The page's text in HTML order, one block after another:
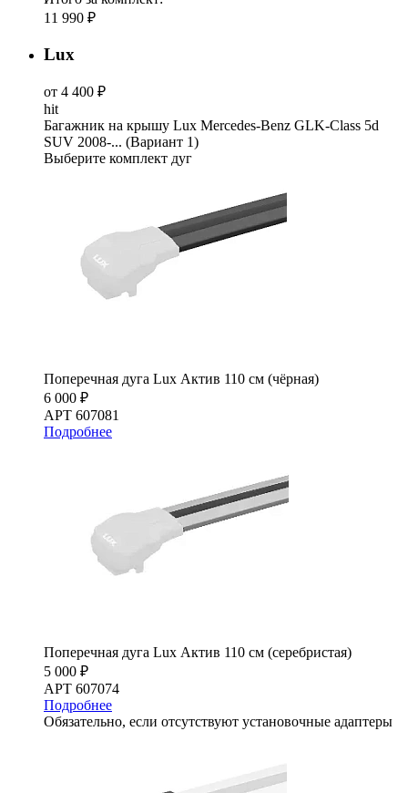
11 990 ₽
Lux
от 4 400 ₽
hit
Багажник на крышу Lux Mercedes-Benz GLK-Class 5d
SUV 2008-... (Вариант 1)
Выберите комплект дуг
Поперечная дуга Lux Актив 110 см (чёрная)
6 000 ₽
АРТ 607081
Подробнее
Поперечная дуга Lux Актив 110 см (серебристая)
5 000 ₽
АРТ 607074
Подробнее
Обязательно, если отсутствуют установочные адаптеры